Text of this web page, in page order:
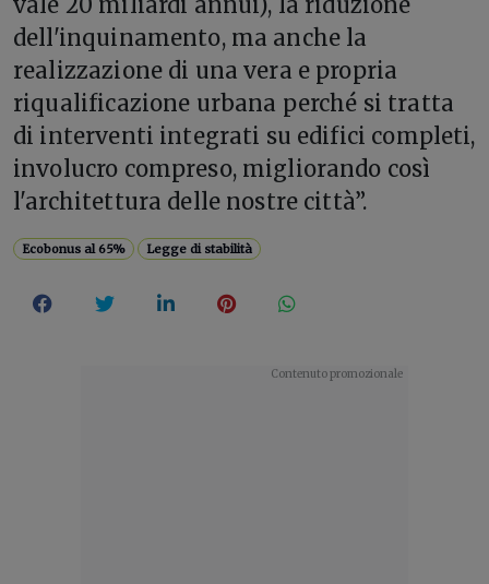
dell'inquinamento, ma anche la
realizzazione di una vera e propria
riqualificazione urbana perché si tratta
di interventi integrati su edifici completi,
involucro compreso, migliorando così
l'architettura delle nostre città”.
Ecobonus al 65% Legge di stabilità